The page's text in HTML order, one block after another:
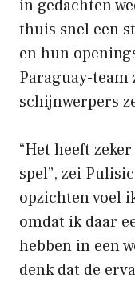
in gedachten
thuis snel een
en hun
Paraguay-team
schijnwerpers
“Het heeft
spel”, zei
opzichten voel
omdat ik daar
hebben in een
denk dat de